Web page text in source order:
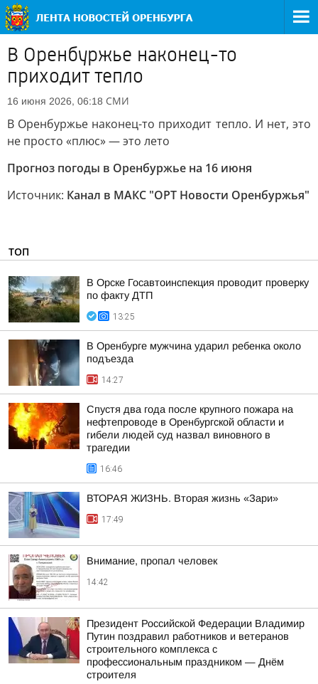
В Оренбуржье наконец-то
приходит тепло
16 июня 2026, 06:18 СМИ
В Оренбуржье наконец-то приходит тепло. И нет, это
не просто «плюс» — это лето
Прогноз погоды в Оренбуржье на 16 июня
Источник: Канал в МАКС "ОРТ Новости Оренбуржья"
ТОП
В Орске Госавтоинспекция проводит проверку
по факту ДТП
13:25
В Оренбурге мужчина ударил ребенка около
подъезда
14:27
Спустя два года после крупного пожара на
нефтепроводе в Оренбургской области и
гибели людей суд назвал виновного в
трагедии
16:46
ВТОРАЯ ЖИЗНЬ. Вторая жизнь «Зари»
17:49
Внимание, пропал человек
14:42
Президент Российской Федерации Владимир
Путин поздравил работников и ветеранов
строительного комплекса с
профессиональным праздником — Днём
строителя